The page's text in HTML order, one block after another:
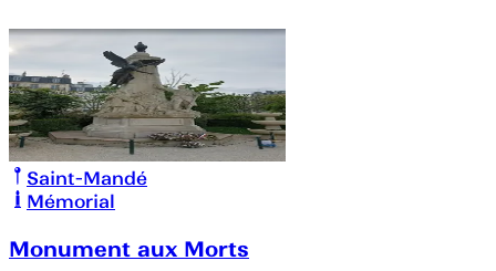
Saint-Mandé
Mémorial
Monument aux Morts